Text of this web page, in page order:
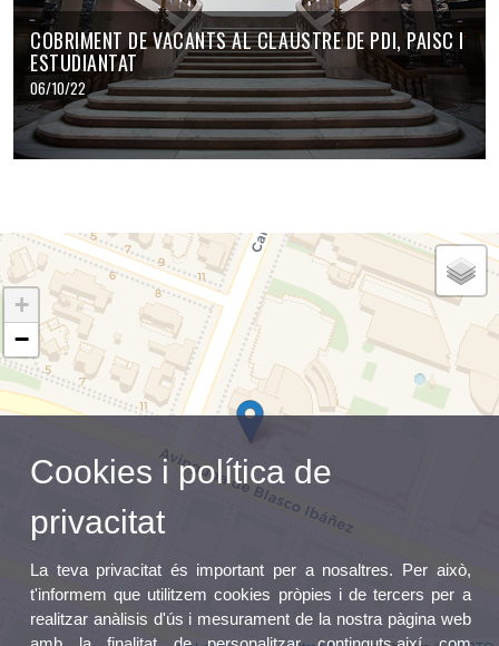
COBRIMENT DE VACANTS AL CLAUSTRE DE PDI, PAISC I
ESTUDIANTAT
06/10/22
+
−
Cookies i política de
privacitat
La teva privacitat és important per a nosaltres. Per això,
t'informem que utilitzem cookies pròpies i de tercers per a
realitzar anàlisis d'ús i mesurament de la nostra pàgina web